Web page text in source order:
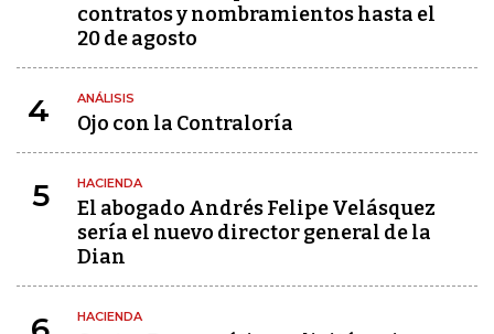
contratos y nombramientos hasta el
20 de agosto
4 ANÁLISIS
Ojo con la Contraloría
5 HACIENDA
El abogado Andrés Felipe Velásquez
sería el nuevo director general de la
Dian
HACIENDA